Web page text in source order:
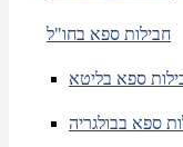
חבילות ספא בחו"ל
ספא בליטא
ספא בבולגריה